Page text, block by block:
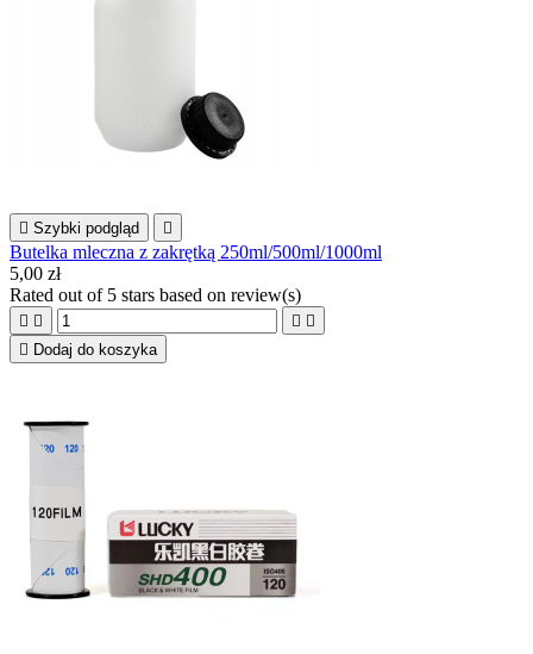
 Szybki podgląd 
Butelka mleczna z zakrętką 250ml/500ml/1000ml
5,00 zł
Rated out of 5 stars based on review(s)
   
 Dodaj do koszyka